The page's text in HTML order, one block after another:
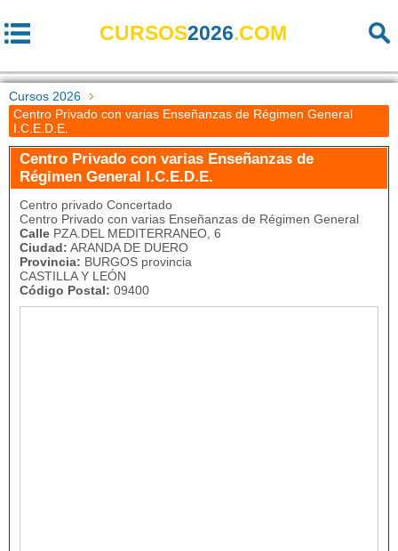
CURSOS2026.COM
Cursos 2026
Centro Privado con varias Enseñanzas de Régimen General
I.C.E.D.E.
Centro Privado con varias Enseñanzas de
Régimen General I.C.E.D.E.
Centro privado Concertado
Centro Privado con varias Enseñanzas de Régimen General
Calle PZA.DEL MEDITERRANEO, 6
Ciudad: ARANDA DE DUERO
Provincia: BURGOS provincia
CASTILLA Y LEÓN
Código Postal: 09400